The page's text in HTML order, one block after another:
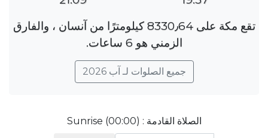
تقع مكة على 8330٫64 كيلومترًا من آنسان ، والفارق
الزمني هو 6 ساعات.
جميع الصلوات لـ آب 2026
الصلاة القادمة : Sunrise (00:00)